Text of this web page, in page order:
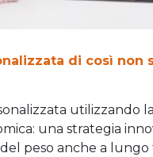
di così non
utilizzando la
una strategia
peso anche a lungo